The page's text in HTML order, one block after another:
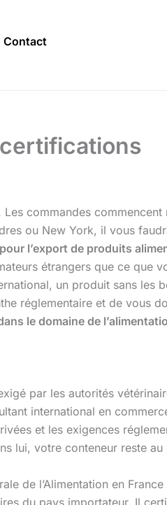
Contact
commandes commencent
ou New York, il vous
l’export de produits
étrangers que ce que
un produit sans les
réglementaire et de vous
le domaine de
par les autorités
international en
et les exigences
lui, votre conteneur reste
de l’Alimentation en France
du pays importateur. Il